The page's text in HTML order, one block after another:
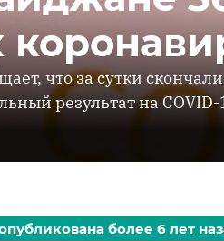
что за сутки
результат на COVID-
более 6 лет